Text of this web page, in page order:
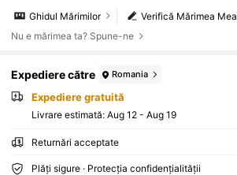
Verifică Mărimea Mea
Ghidul Mărimilor
Nu e mărimea ta? Spune-ne
Expediere către Romania
Expediere gratuită
Livrare estimată: Aug 12 - Aug 19
Returnări acceptate
Plăți sigure · Protecția confidențialității